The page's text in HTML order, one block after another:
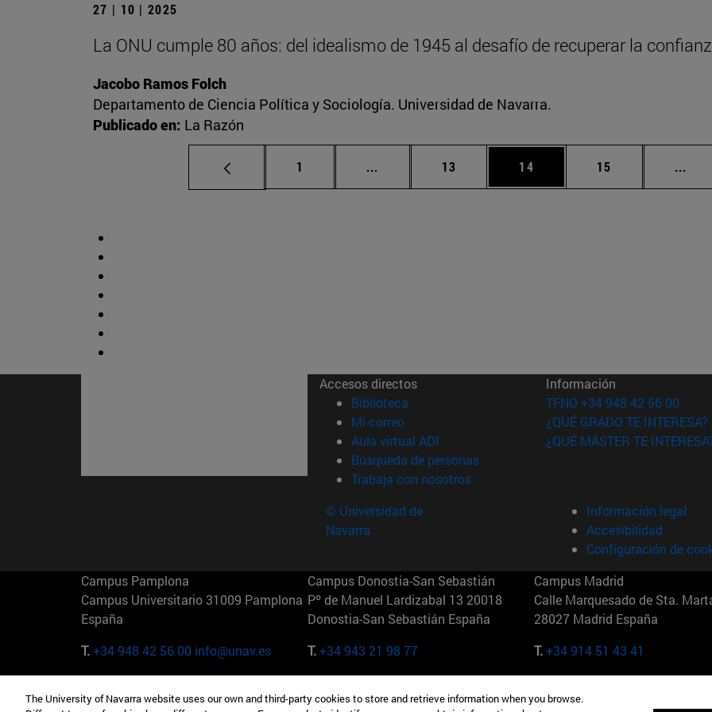
27 | 10 | 2025
La ONU cumple 80 años: del idealismo de 1945 al desafío de recuperar la
Jacobo Ramos Folch
Departamento de Ciencia Política y Sociología. Universidad de Navarra.
Publicado en: La Razón
Página
1 ... Páginas intermedias Use TAB para desplazarse.
Página
13 Página
14 Página
15 ...
Accesos directos
Biblioteca (abre en nueva ventana)
Mi correo(abre en nueva ventana)
Aula virtual ADI (abre en nueva ventana)
Búsqueda de personas(abre en nueva ventana)
Trabaja con nosotros(abre en nueva ventana)
Información
TFNO +34 948 42 56 00
¿QUÉ GRADO TE INTERESA?
¿QUÉ MÁSTER TE
© Universidad de
Navarra
Información legal
Accesibilidad
Configuración de
Campus Pamplona
Campus Universitario 31009 Pamplona
España
T.+34 948 42 56 00 info@unav.es
Campus Donostia-San Sebastián
Pº de Manuel Lardizabal 13 20018
Donostia-San Sebastián España
T.+34 943 21 98 77
Campus Madrid
Calle Marquesado de Sta.
28027 Madrid España
T.+34 914 51 43 41
Camino del Cerro Águila 3 28023
165 W 57th St 10019-2201 Nueva York Maria-Theresia-Straße 15 81675
The University of Navarra website uses our own and third-party cookies to store and retrieve information when you browse.